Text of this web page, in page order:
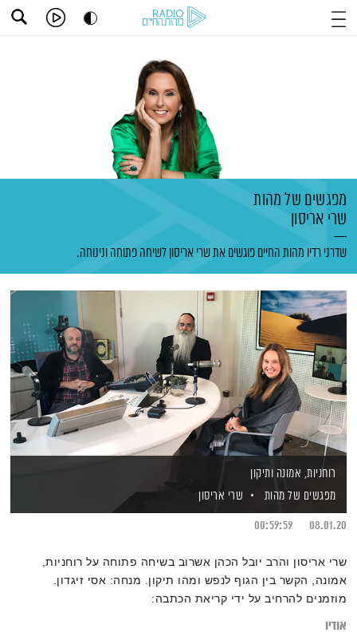
מפגשים של מהות
שרי אריסון
שדרני רדיו מהות החיים פוגשים את שרי אריסון לשיחה פתוחה ונינוחה.
רוחניות, אמונה ותיקון
מפגשים של מהות
שרי אריסון
08.01.20
00:59:59
שרי אריסון והרב יובל הכהן אשרוב בשיחה פתוחה על רוחניות,
אמונה, הקשר בין הגוף לנפש ומהו תיקון. מנחה: אסי זיגדון.
מוזמנים להרחיב על ידי קריאת הכתבה:
אודיו